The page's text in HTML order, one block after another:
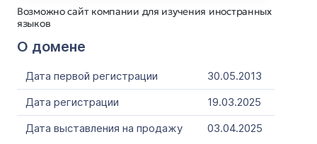
Возможно сайт компании для изучения иностранных
языков
О домене
Дата первой регистрации
30.05.2013
Дата регистрации
19.03.2025
Дата выставления на продажу
03.04.2025